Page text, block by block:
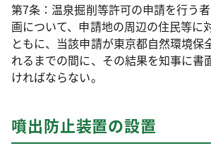
第7条：温泉掘削等許可の申請を行う
画について、申請地の周辺の住民等に
ともに、当該申請が東京都自然環境保
れるまでの間に、その結果を知事に書
ければならない。
噴出防止装置の設置